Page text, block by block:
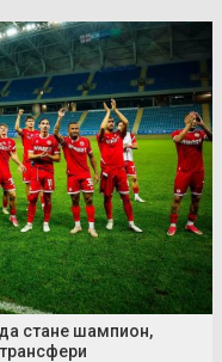
стане шампион,